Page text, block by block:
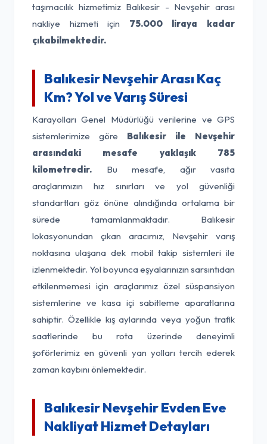
taşımacılık hizmetimiz Balıkesir - Nevşehir arası
nakliye hizmeti için 75.000 liraya kadar
çıkabilmektedir.
Balıkesir Nevşehir Arası Kaç
Km? Yol ve Varış Süresi
Karayolları Genel Müdürlüğü verilerine ve GPS
sistemlerimize göre Balıkesir ile Nevşehir
arasındaki mesafe yaklaşık 785
kilometredir. Bu mesafe, ağır vasıta
araçlarımızın hız sınırları ve yol güvenliği
standartları göz önüne alındığında ortalama bir
sürede tamamlanmaktadır. Balıkesir
lokasyonundan çıkan aracımız, Nevşehir varış
noktasına ulaşana dek mobil takip sistemleri ile
izlenmektedir. Yol boyunca eşyalarınızın sarsıntıdan
etkilenmemesi için araçlarımız özel süspansiyon
sistemlerine ve kasa içi sabitleme aparatlarına
sahiptir. Özellikle kış aylarında veya yoğun trafik
saatlerinde bu rota üzerinde deneyimli
şoförlerimiz en güvenli yan yolları tercih ederek
zaman kaybını önlemektedir.
Balıkesir Nevşehir Evden Eve
Nakliyat Hizmet Detayları